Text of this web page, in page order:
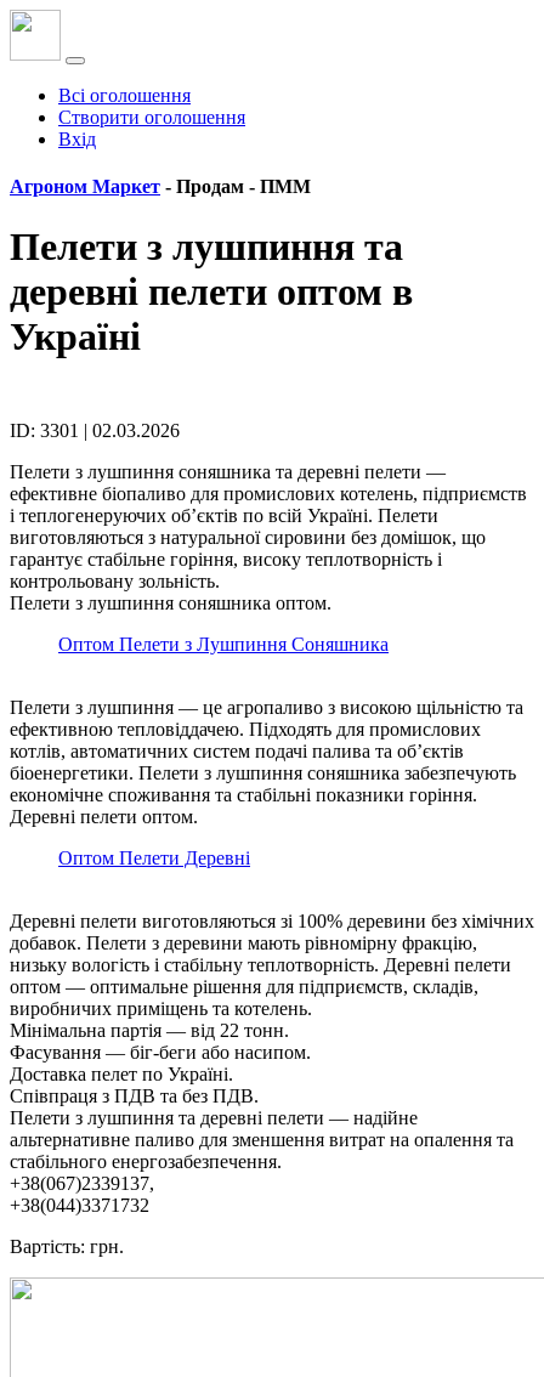
Всі оголошення
Створити оголошення
Вхід
Агроном Маркет - Продам - ПММ
Пелети з лушпиння та
деревні пелети оптом в
Україні
ID: 3301 | 02.03.2026
Пелети з лушпиння соняшника та деревні пелети —
ефективне біопаливо для промислових котелень, підприємств
і теплогенеруючих об’єктів по всій Україні. Пелети
виготовляються з натуральної сировини без домішок, що
гарантує стабільне горіння, високу теплотворність і
контрольовану зольність.
Пелети з лушпиння соняшника оптом.
Оптом Пелети з Лушпиння Соняшника
Пелети з лушпиння — це агропаливо з високою щільністю та
ефективною тепловіддачею. Підходять для промислових
котлів, автоматичних систем подачі палива та об’єктів
біоенергетики. Пелети з лушпиння соняшника забезпечують
економічне споживання та стабільні показники горіння.
Деревні пелети оптом.
Оптом Пелети Деревні
Деревні пелети виготовляються зі 100% деревини без хімічних
добавок. Пелети з деревини мають рівномірну фракцію,
низьку вологість і стабільну теплотворність. Деревні пелети
оптом — оптимальне рішення для підприємств, складів,
виробничих приміщень та котелень.
Мінімальна партія — від 22 тонн.
Фасування — біг-беги або насипом.
Доставка пелет по Україні.
Співпраця з ПДВ та без ПДВ.
Пелети з лушпиння та деревні пелети — надійне
альтернативне паливо для зменшення витрат на опалення та
стабільного енергозабезпечення.
+38(067)2339137,
+38(044)3371732
Вартість: грн.